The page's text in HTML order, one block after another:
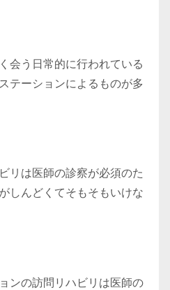
会う日常的に行われている
テーションによるものが多
リは医師の診察が必須のた
しんどくてそもそもいけな
ンの訪問リハビリは医師の